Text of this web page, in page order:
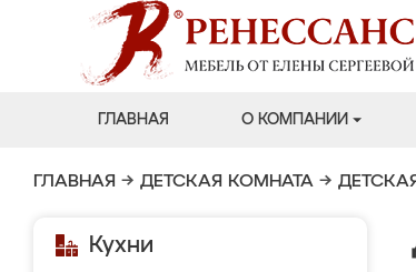
ГЛАВНАЯ О КОМПАНИИ
ГЛАВНАЯ → ДЕТСКАЯ КОМНАТА →
Кухни